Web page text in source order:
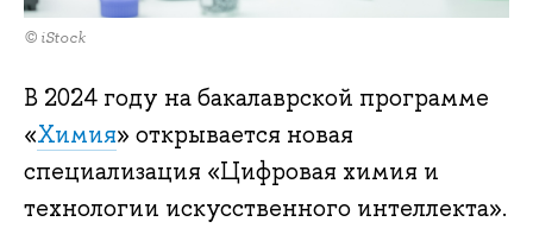
© iStock
В 2024 году на бакалаврской программе
«Химия» открывается новая
специализация «Цифровая химия и
технологии искусственного интеллекта».